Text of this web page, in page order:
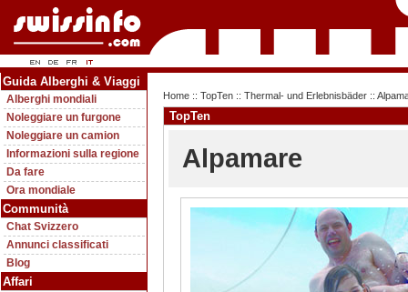
Guida Alberghi & Viaggi
Alberghi mondiali
Noleggiare un furgone
Noleggiare un camion
Informazioni sulla regione
Da fare
Ora mondiale
Communità
Chat Svizzero
Annunci classificati
Blog
Affari
Home :: TopTen :: Thermal- und Erlebnisbäder ::
TopTen
Alpamare